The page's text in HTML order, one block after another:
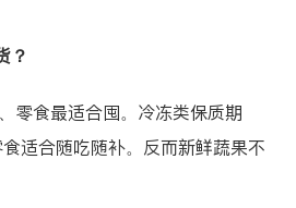
？
零食最适合囤。冷冻类保质期
适合随吃随补。反而新鲜蔬果不